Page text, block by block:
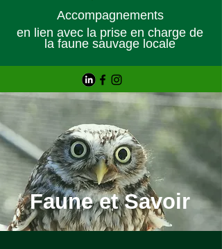
Accompagnements
en lien avec la prise en charge de
la faune sauvage locale
Faune et Savoir